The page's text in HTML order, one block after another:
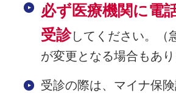
必ず医療機関に電
受診してください。（
が変更となる場合もあり
受診の際は、マイナ保